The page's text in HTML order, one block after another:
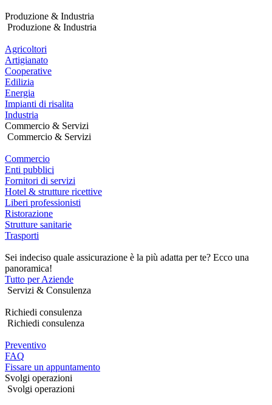
Produzione & Industria
Produzione & Industria
Agricoltori
Artigianato
Cooperative
Edilizia
Energia
Impianti di risalita
Industria
Commercio & Servizi
Commercio & Servizi
Commercio
Enti pubblici
Fornitori di servizi
Hotel & strutture ricettive
Liberi professionisti
Ristorazione
Strutture sanitarie
Trasporti
Sei indeciso quale assicurazione è la più adatta per te? Ecco una
panoramica!
Tutto per Aziende
Servizi & Consulenza
Richiedi consulenza
Richiedi consulenza
Preventivo
FAQ
Fissare un appuntamento
Svolgi operazioni
Svolgi operazioni